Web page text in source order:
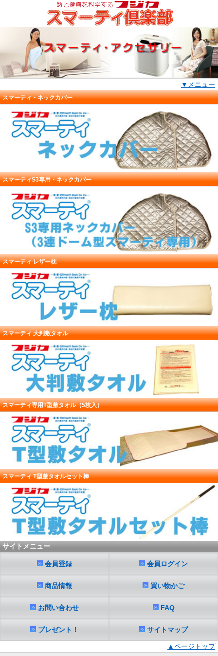
▼メニュー
スマーティ・ネックカバー
スマーティS3専用・ネックカバー
スマーティ レザー枕
スマーティ 大判敷タオル
スマーティ専用T型敷タオル（5枚入）
スマーティ T型敷タオルセット棒
サイトメニュー
会員登録 会員ログイン
商品情報 買い物かご
お問い合わせ FAQ
プレゼント！ サイトマップ
▲ページトップ